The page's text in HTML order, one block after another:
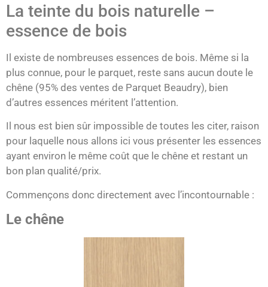
La teinte du bois naturelle –
essence de bois
Il existe de nombreuses essences de bois. Même si la
plus connue, pour le parquet, reste sans aucun doute le
chêne (95% des ventes de Parquet Beaudry), bien
d’autres essences méritent l’attention.
Il nous est bien sûr impossible de toutes les citer, raison
pour laquelle nous allons ici vous présenter les essences
ayant environ le même coût que le chêne et restant un
bon plan qualité/prix.
Commençons donc directement avec l’incontournable :
Le chêne